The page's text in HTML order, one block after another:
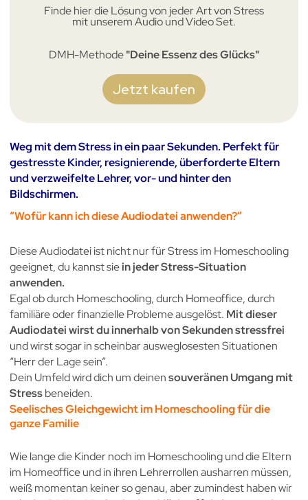
Finde hier die Lösung von jeder Art von Stress
mit unserem Audio und Video Set.
DMH-Methode"Deine Essenz des Glücks"
Jetzt kaufen
Weg mit dem Stress in ein paar Sekunden. Perfekt für
gestresste Kinder, resignierende, überforderte Eltern
und verzweifelte Lehrer, vor- und hinter den
Bildschirmen.
“Wofür kann ich diese Audiodatei anwenden?”
Diese Audiodatei ist nicht nur für Stress im Homeschooling
geeignet, du kannst siein jeder Stress-Situation
anwenden.
Egal ob durch Homeschooling, durch Homeoffice, durch
familiäre oder finanzielle Probleme ausgelöst. Mit dieser
Audiodatei wirst du innerhalb von Sekunden stressfrei
und wirst sogar in scheinbar ausweglosesten Situationen
“Herr der Lage sein”.
Dein Umfeld wird dich um deinensouveränen Umgang mit
Stressbeneiden.
Seelisches Gleichgewicht im Homeschooling für die
ganze Familie
Wie lange die Kinder noch im Homeschooling und die Eltern
im Homeoffice und in ihren Lehrerrollen ausharren müssen,
weiß momentan keiner so genau, aber zumindest haben wir